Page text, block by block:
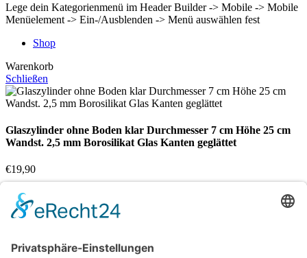
Lege dein Kategorienmenü im Header Builder -> Mobile -> Mobile
Menüelement -> Ein-/Ausblenden -> Menü auswählen fest
Shop
Warenkorb
Schließen
Glaszylinder ohne Boden klar Durchmesser 7 cm Höhe 25 cm
Wandst. 2,5 mm Borosilikat Glas Kanten geglättet
€19,90
Nicht vorrätig
Vergleichen
Beginnen Sie mit der Eingabe, um die gewünschten Beiträge